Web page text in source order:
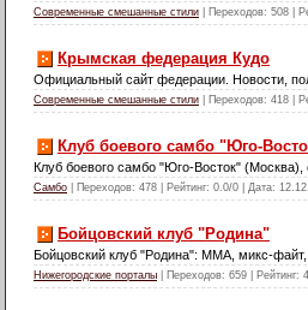
Современные смешанные стили | Переходов: 508 |
Крымская федерация Кудо
Официальный сайт федерации. Новости,
Современные смешанные стили | Переходов: 418 |
Клуб боевого самбо "Юго-
Клуб боевого самбо "Юго-Восток"
Самбо | Переходов: 478 | Рейтинг: 0.0/0 | Дата:
Бойцовский клуб "Родина"
Бойцовский клуб "Родина": MMA, микс-
Нижегородские порталы | Переходов: 659 | Рейтинг: